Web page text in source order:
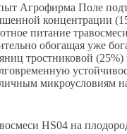
Агрофирма Поле
концентрации
питание
обогащая уже
тростниковой (25%)
микроусловиям
HS04 на